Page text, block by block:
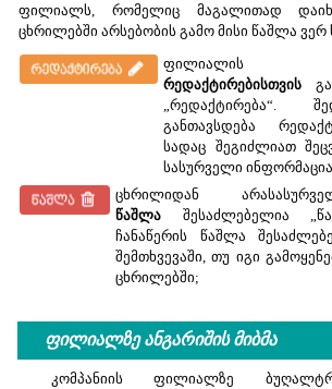
ფილიალს, რომელიც მაგალითად
ცხრილებში არსებობის გამო მისი წაშლა ვერ
ფილიალის
რედაქტირებისთვის
„რედაქტირება“.
განთავსდება
სადაც შეგიძლიათ
სასურველი
ცხრილიდან
წაშლა შესაძლებელია
ჩანაწერის წაშლა
შემთხვევაში, თუ იგი
ცხრილებში;
ფილიალზე ანგარიშის მიბმა
კომპანიის ფილიალზე